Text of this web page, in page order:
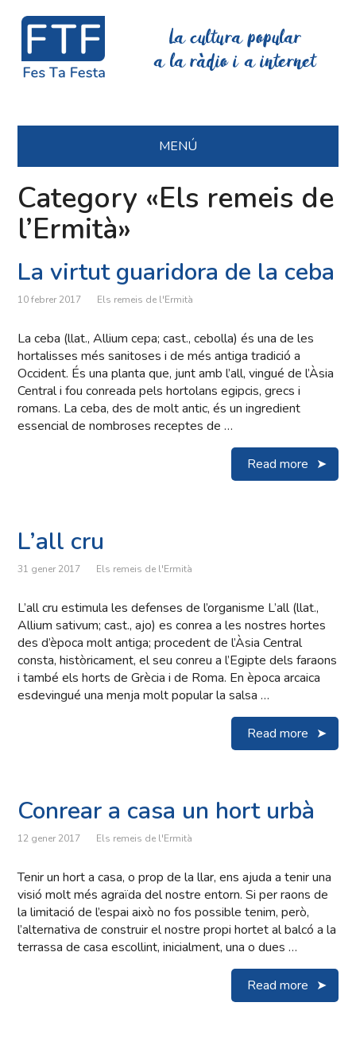
La cultura popular
a la ràdio i a internet
MENÚ
Category «Els remeis de
l’Ermità»
La virtut guaridora de la ceba
10 febrer 2017 Els remeis de l'Ermità
La ceba (llat., Allium cepa; cast., cebolla) és una de les
hortalisses més sanitoses i de més antiga tradició a
Occident. És una planta que, junt amb l’all, vingué de l’Àsia
Central i fou conreada pels hortolans egipcis, grecs i
romans. La ceba, des de molt antic, és un ingredient
essencial de nombroses receptes de …
Read more
L’all cru
31 gener 2017 Els remeis de l'Ermità
L’all cru estimula les defenses de l’organisme L’all (llat.,
Allium sativum; cast., ajo) es conrea a les nostres hortes
des d’època molt antiga; procedent de l’Àsia Central
consta, històricament, el seu conreu a l’Egipte dels faraons
i també els horts de Grècia i de Roma. En època arcaica
esdevingué una menja molt popular la salsa …
Read more
Conrear a casa un hort urbà
12 gener 2017 Els remeis de l'Ermità
Tenir un hort a casa, o prop de la llar, ens ajuda a tenir una
visió molt més agraïda del nostre entorn. Si per raons de
la limitació de l’espai això no fos possible tenim, però,
l’alternativa de construir el nostre propi hortet al balcó a la
terrassa de casa escollint, inicialment, una o dues …
Read more